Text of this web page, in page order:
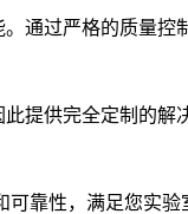
通过严格的质量
提供完全定制的解
靠性，满足您实